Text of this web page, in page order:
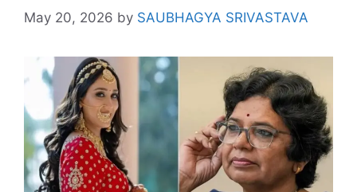
May 20, 2026 by SAUBHAGYA SRIVASTAVA